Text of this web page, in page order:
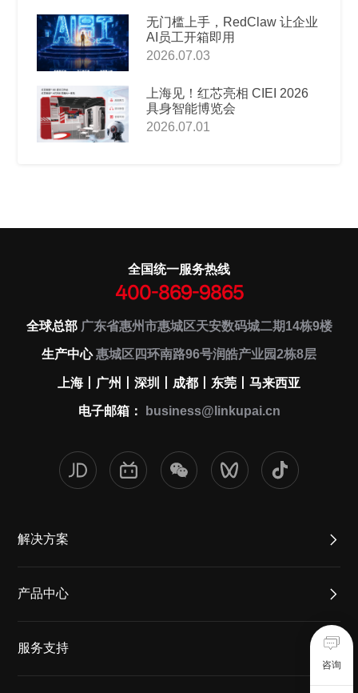
无门槛上手，RedClaw 让企业
AI员工开箱即用
2026.07.03
上海见！红芯亮相 CIEI 2026
具身智能博览会
2026.07.01
咨询
全国统一服务热线
400-869-9865
全球总部广东省惠州市惠城区天安数码城二期14栋9楼
生产中心惠城区四环南路96号润皓产业园2栋8层
上海丨广州丨深圳丨成都丨东莞丨马来西亚
电子邮箱： business@linkupai.cn
解决方案
产品中心
服务支持